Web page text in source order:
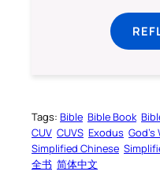
Tags: Bible Bible Book
CUV CUVS Exodus God’s
Simplified Chinese
全书 简体中文